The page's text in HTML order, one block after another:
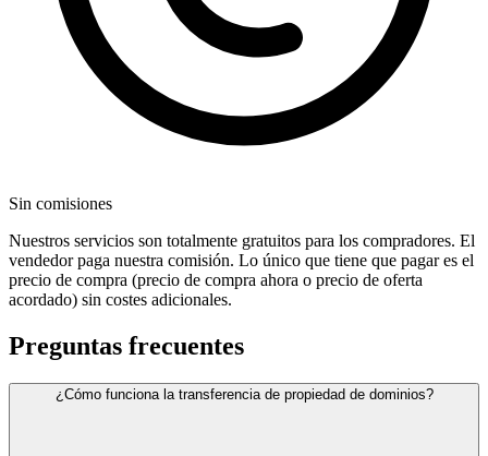
Sin comisiones
Nuestros servicios son totalmente gratuitos para los compradores. El
vendedor paga nuestra comisión. Lo único que tiene que pagar es el
precio de compra (precio de compra ahora o precio de oferta
acordado) sin costes adicionales.
Preguntas frecuentes
¿Cómo funciona la transferencia de propiedad de dominios?